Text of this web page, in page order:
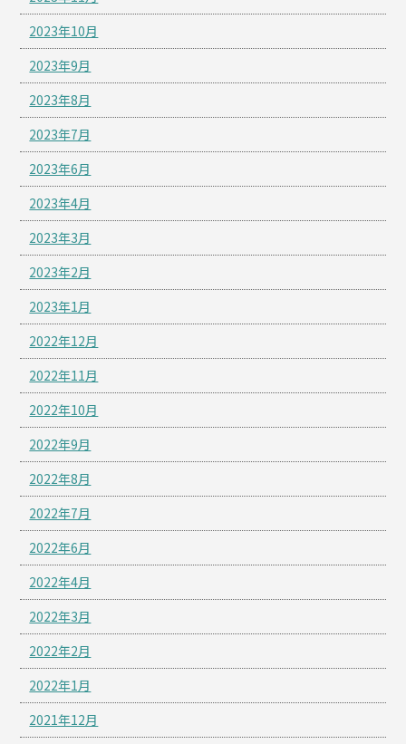
2023年10月
2023年9月
2023年8月
2023年7月
2023年6月
2023年4月
2023年3月
2023年2月
2023年1月
2022年12月
2022年11月
2022年10月
2022年9月
2022年8月
2022年7月
2022年6月
2022年4月
2022年3月
2022年2月
2022年1月
2021年12月